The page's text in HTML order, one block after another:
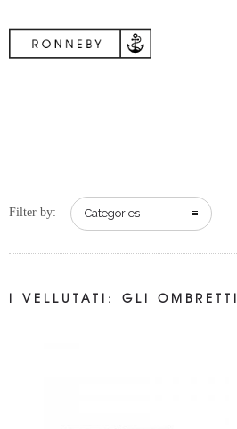
Filter by: Categories
I VELLUTATI: GLI OMBRETTI